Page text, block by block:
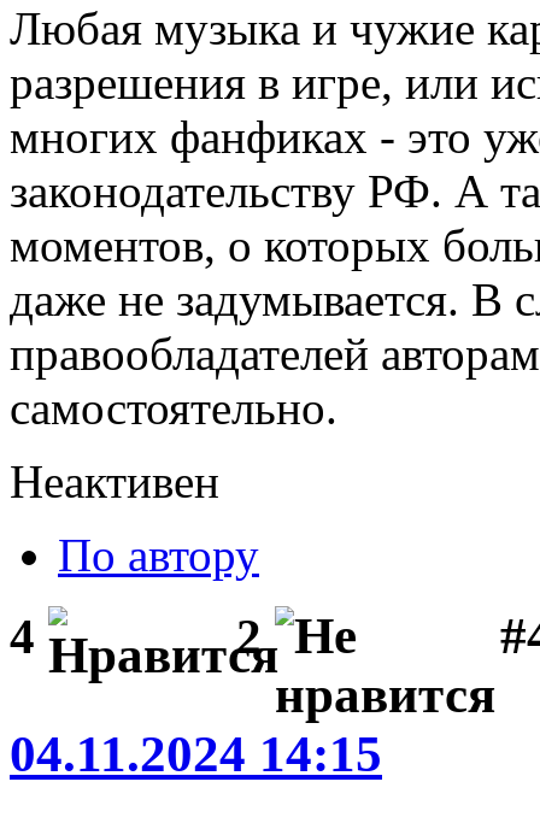
Любая музыка и чужие
разрешения в игре, или
многих фанфиках - это
законодательству РФ. А
моментов, о которых
даже не задумывается. В
правообладателей
самостоятельно.
Неактивен
По автору
4 2
04.11.2024 14:15